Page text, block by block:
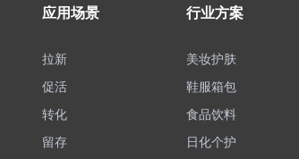
应用场景
拉新
促活
转化
留存
行业方案
美妆护肤
鞋服箱包
食品饮料
日化个护